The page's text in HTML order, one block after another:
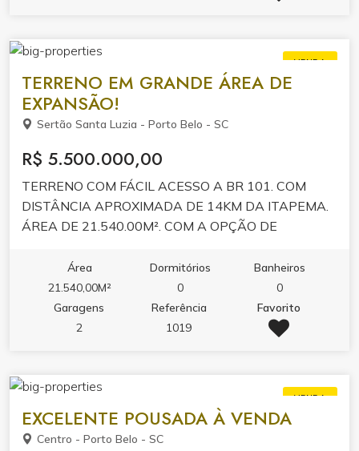
VENDA
TERRENO EM GRANDE ÁREA DE
EXPANSÃO!
Sertão Santa Luzia - Porto Belo - SC
R$ 5.500.000,00
TERRENO COM FÁCIL ACESSO A BR 101. COM
DISTÂNCIA APROXIMADA DE 14KM DA ITAPEMA.
ÁREA DE 21.540.00M². COM A OPÇÃO DE
PRÓPRIO, OU AQUELA CHÁCARA PARA CURTIR
SEUS MOMENTOS EM FAMÍLIA. AGENDE SUA
VISITA!
Área
21.540,00M²
Dormitórios
0
Banheiros
0
Garagens
2
Referência
1019
Favorito
VENDA
EXCELENTE POUSADA À VENDA
Centro - Porto Belo - SC